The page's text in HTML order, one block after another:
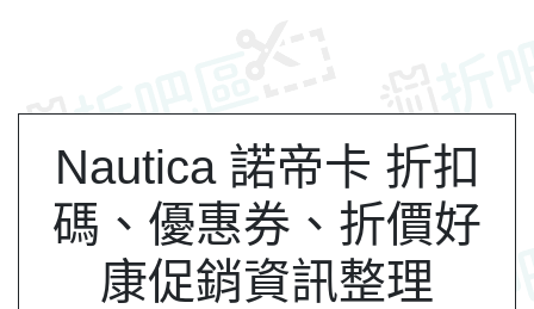
Nautica 諾帝卡 折扣
碼、優惠券、折價好
康促銷資訊整理